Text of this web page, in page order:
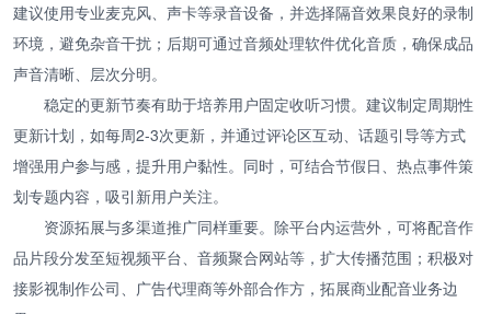
建议使用专业麦克风、声卡等录音设备，并选择隔音效果良好的录制
环境，避免杂音干扰；后期可通过音频处理软件优化音质，确保成品
声音清晰、层次分明。
稳定的更新节奏有助于培养用户固定收听习惯。建议制定周期性
更新计划，如每周2-3次更新，并通过评论区互动、话题引导等方式
增强用户参与感，提升用户黏性。同时，可结合节假日、热点事件策
划专题内容，吸引新用户关注。
资源拓展与多渠道推广同样重要。除平台内运营外，可将配音作
品片段分发至短视频平台、音频聚合网站等，扩大传播范围；积极对
接影视制作公司、广告代理商等外部合作方，拓展商业配音业务边